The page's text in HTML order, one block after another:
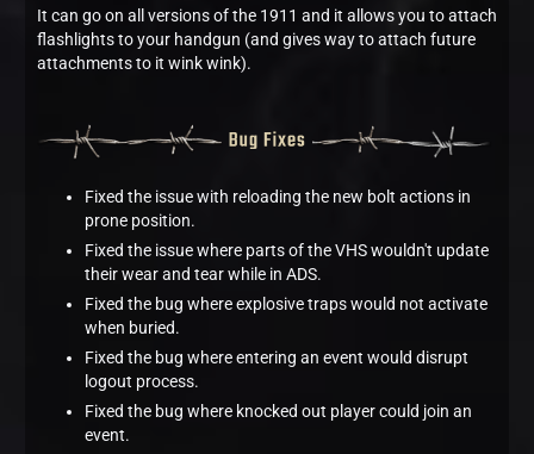
It can go on all versions of the 1911 and it allows you to attach
flashlights to your handgun (and gives way to attach future
attachments to it wink wink).
Fixed the issue with reloading the new bolt actions in
prone position.
Fixed the issue where parts of the VHS wouldn't update
their wear and tear while in ADS.
Fixed the bug where explosive traps would not activate
when buried.
Fixed the bug where entering an event would disrupt
logout process.
Fixed the bug where knocked out player could join an
event.